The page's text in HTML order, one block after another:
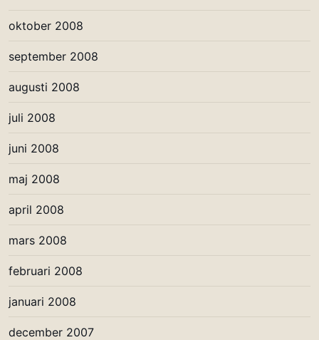
oktober 2008
september 2008
augusti 2008
juli 2008
juni 2008
maj 2008
april 2008
mars 2008
februari 2008
januari 2008
december 2007